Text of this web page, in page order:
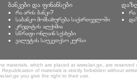
ბანკები და ფინანსები
რა არის ბანკი?
საბანკო მომსახურება საქართველოში
კრედიტის ალქიმია
სწრაფი ონლაინ სესხები
ვალუტის საუკეთესო კურსი
რა
materials, which are placed at www.lari.ge, are
of materials is strictly forbidden without
you give the right to their use.